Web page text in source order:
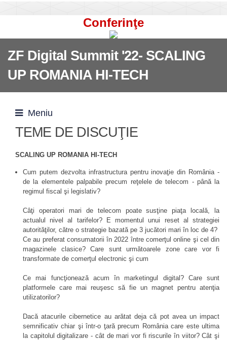
Conferinţe
ZF Digital Summit '22- SCALING
UP ROMANIA HI-TECH
Meniu
TEME DE DISCUŢIE
SCALING UP ROMANIA HI-TECH
Cum putem dezvolta infrastructura pentru inovaţie din România -
de la elementele palpabile precum reţelele de telecom - până la
regimul fiscal şi legislativ?
Câţi operatori mari de telecom poate susţine piaţa locală, la
actualul nivel al tarifelor? E momentul unui reset al strategiei
autorităţilor, către o strategie bazată pe 3 jucători mari în loc de 4?
Ce au preferat consumatorii în 2022 între comerţul online şi cel din
magazinele clasice? Care sunt următoarele zone care vor fi
transformate de comerţul electronic şi cum
Ce mai funcţionează acum în marketingul digital? Care sunt
platformele care mai reuşesc să fie un magnet pentru atenţia
utilizatorilor?
Dacă atacurile cibernetice au arătat deja că pot avea un impact
semnificativ chiar şi într-o ţară precum România care este ultima
la capitolul digitalizare - cât de mari vor fi riscurile în viitor? Cât şi